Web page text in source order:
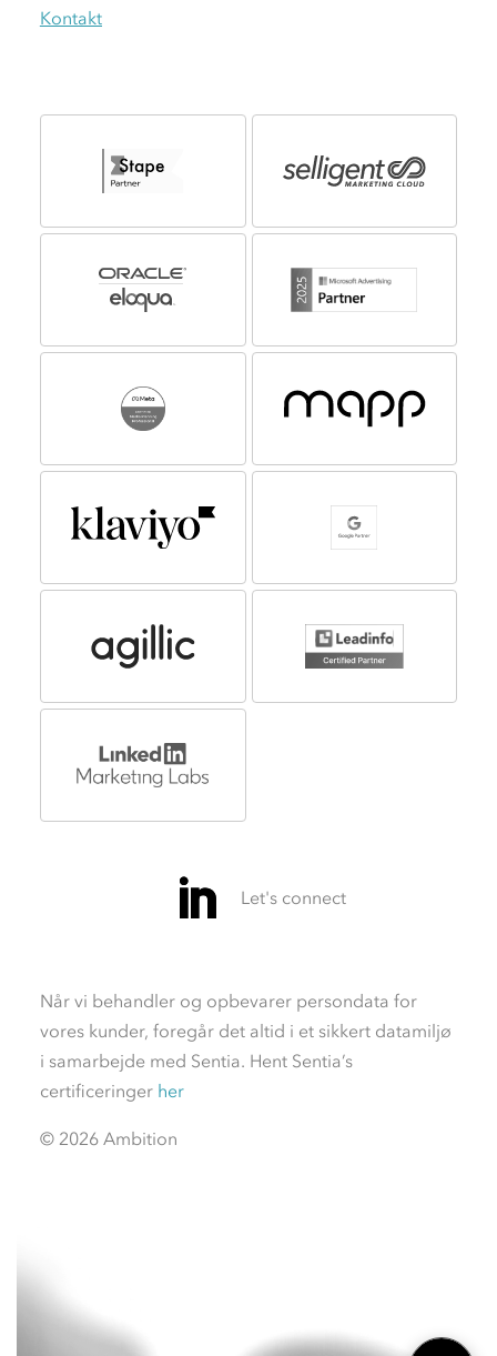
Kontakt
Når vi behandler og opbevarer persondata for
vores kunder, foregår det altid i et sikkert datamiljø
i samarbejde med Sentia. Hent Sentia’s
certificeringer her
© 2026 Ambition